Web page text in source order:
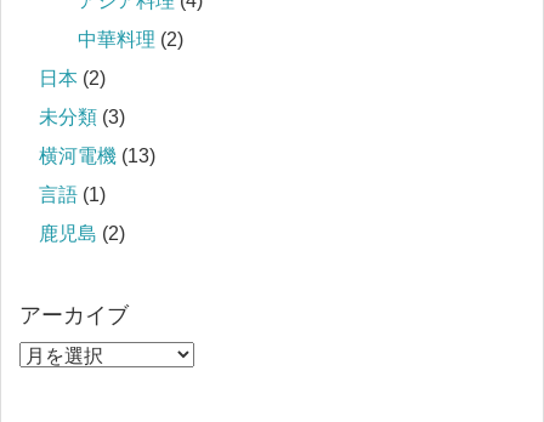
中華料理 (2)
日本 (2)
未分類 (3)
横河電機 (13)
言語 (1)
鹿児島 (2)
アーカイブ